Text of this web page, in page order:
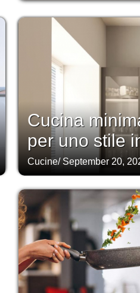
Cucina
per uno stile
Cucine/September 20,